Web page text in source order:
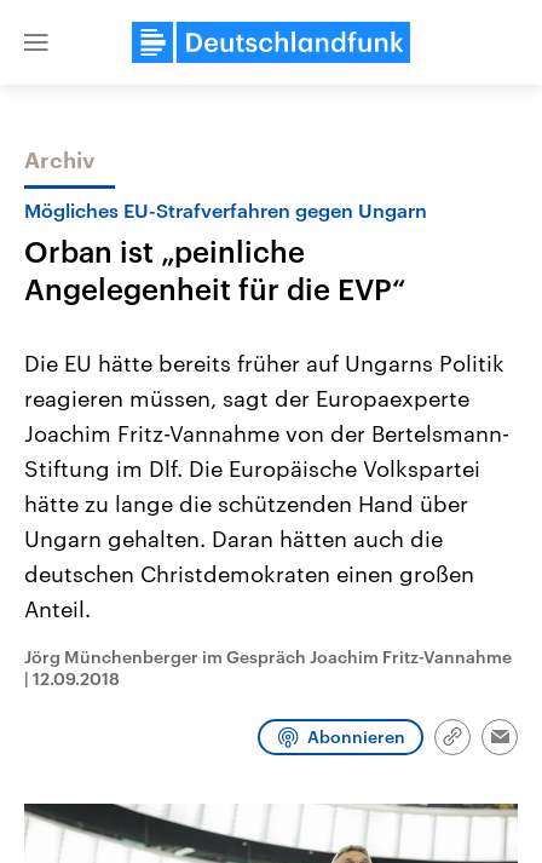
Close
Themen
Landtagswahl Sachsen-Anhalt
2026
Alle Informationen
Sachsen-Anhalt wählt am 6.
September 2026 einen neuen
Landtag. Seit 2021 wird das
Bundesland von einer Koalition aus
CDU, SPD und FDP regiert.-
Umfragen, Prognosen,
Wahlprogramme, aktuelle Berichte
und Hintergründe zu den Parteien
Wahl.
USA
Aktuelle Beiträge,
Hintergründe
Wirtschaftlich und
gehören die Vereinigten
den mächtigsten Ländern
mit großem Einfluss auf
Sendungen
Audio-Archiv
Archiv
Mögliches EU-Strafverfahren gegen Ungarn
Orban ist „peinliche
Angelegenheit für die EVP“
Die EU hätte bereits früher auf Ungarns Politik
reagieren müssen, sagt der Europaexperte
Joachim Fritz-Vannahme von der Bertelsmann-
Stiftung im Dlf. Die Europäische Volkspartei
hätte zu lange die schützenden Hand über
Ungarn gehalten. Daran hätten auch die
deutschen Christdemokraten einen großen
Anteil.
Jörg Münchenberger im Gespräch Joachim Fritz-Vannahme
| 12.09.2018
Abonnieren
Link